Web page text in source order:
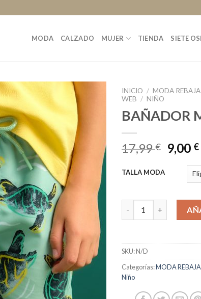
MODA CALZADO MUJER TIENDA SIETE
INICIO / MODA
WEB / NIÑO
BAÑADOR
17,99€ 9,00 €
TALLA MODA
BAÑADOR MAYORAL
SKU:N/D
Categorías:MODA
Niño